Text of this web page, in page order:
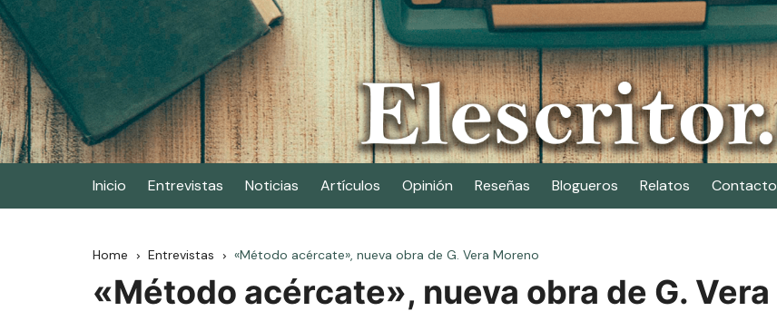
Skip
to
content
Elescritor.es
El periódico digital de los escritores
Inicio Entrevistas Noticias Artículos Opinión Reseñas Blogueros Relatos Contacto
Home Entrevistas «Método acércate», nueva obra de G. Vera Moreno
«Método acércate», nueva obra de G. Vera